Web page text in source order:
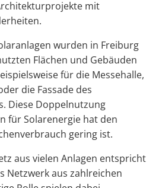
mit
wurden in Freiburg
Flächen und Gebäuden
für die Messehalle,
die Fassade des
Diese Doppelnutzung
für Solarenergie hat den
gering ist.
aus vielen Anlagen entspricht
Netzwerk aus zahlreichen